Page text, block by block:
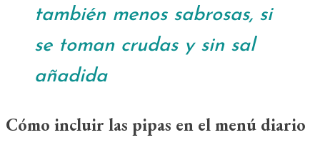
también menos sabrosas, si
se toman crudas y sin sal
añadida
Cómo incluir las pipas en el menú diario